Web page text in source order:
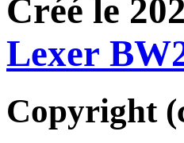
Créé le
Lexer
Copyright